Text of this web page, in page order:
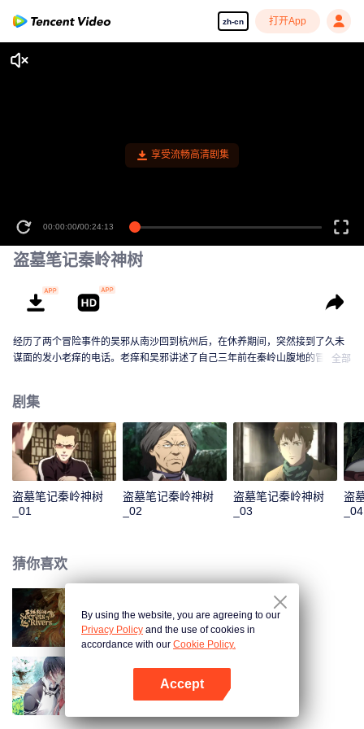
zh-cn 打开App
享受流畅高清剧集
00:00:00/00:24:13
盗墓笔记秦岭神树
经历了两个冒险事件的吴邪从南沙回到杭州后，在休养期间，突然接到了久未
谋面的发小老痒的电话。老痒和吴邪讲述了自己三年前在秦岭山腹地的冒险见
上古神树…而一直神出鬼没的张起灵，竟也在暗中帮助着吴邪。
全部
剧集
盗墓笔记秦岭神树
_01
盗墓笔记秦岭神树
_02
盗墓笔记秦岭神树
_03
盗
_04
猜你喜欢
三线轮洄
国民老公带回家 第1季
By using the website, you are agreeing to our
Privacy Policy and the use of cookies in
accordance with our Cookie Policy.
Accept